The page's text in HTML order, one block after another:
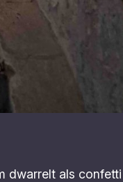
dwarrelt als